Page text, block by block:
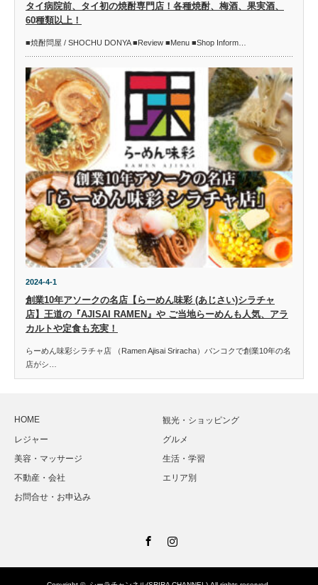
タイ病院前、タイ初の焼酎専門店！各種焼酎、梅酒、果実酒、
60種類以上！
■焼酎問屋 / SHOCHU DONYA ■Review ■Menu ■Shop Inform…
2024-4-1
創業10年アソークの名店【らーめん味彩 (あじさい)シラチャ
店】王道の『AJISAI RAMEN』や ご当地らーめんも人気、アラ
カルトや定食も充実！
らーめん味彩シラチャ店 （Ramen Ajisai Sriracha）バンコクで創業10年の名
店がシ…
HOME
観光・ショッピング
レジャー
グルメ
美容・マッサージ
生活・学習
不動産・会社
エリア別
お問合せ・お申込み